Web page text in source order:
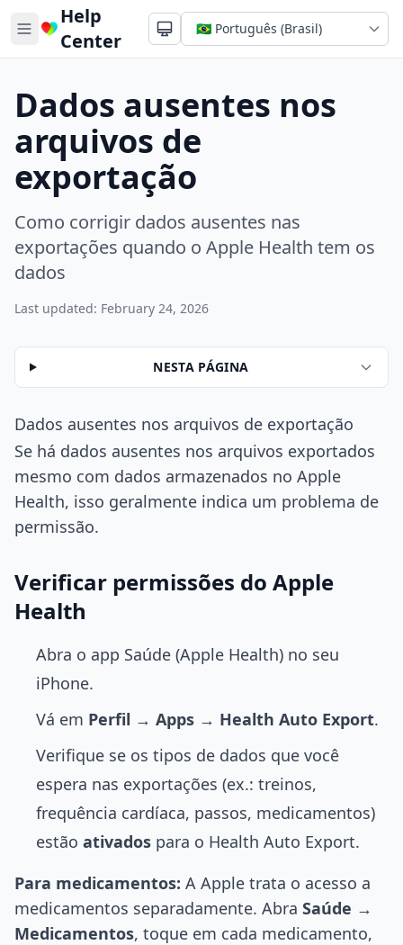
Help
Center
Dados ausentes nos
arquivos de
exportação
Como corrigir dados ausentes nas
exportações quando o Apple Health tem os
dados
Last updated: February 24, 2026
NESTA PÁGINA
Dados ausentes nos arquivos de exportação
Se há dados ausentes nos arquivos exportados
mesmo com dados armazenados no Apple
Health, isso geralmente indica um problema de
permissão.
Verificar permissões do Apple
Health
Abra o app Saúde (Apple Health) no seu
iPhone.
Vá em Perfil → Apps → Health Auto Export.
Verifique se os tipos de dados que você
espera nas exportações (ex.: treinos,
frequência cardíaca, passos, medicamentos)
estão ativados para o Health Auto Export.
Para medicamentos: A Apple trata o acesso a
medicamentos separadamente. Abra Saúde →
Medicamentos, toque em cada medicamento,